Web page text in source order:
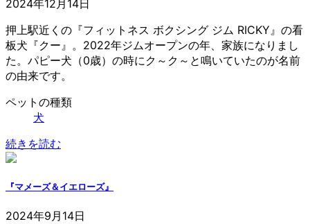
2024年12月14日
押上駅近くの『フィットネス ボクシング ジム RICKY』の看
板犬『クー』。2022年ジムオープンの年、家族になりまし
た。パピー犬（0歳）の時にク～ク～と鳴いていたのが名前
の由来です。
ペットの種類
犬
続きを読む
『マメーズ＆イエローズ』
2024年9月14日